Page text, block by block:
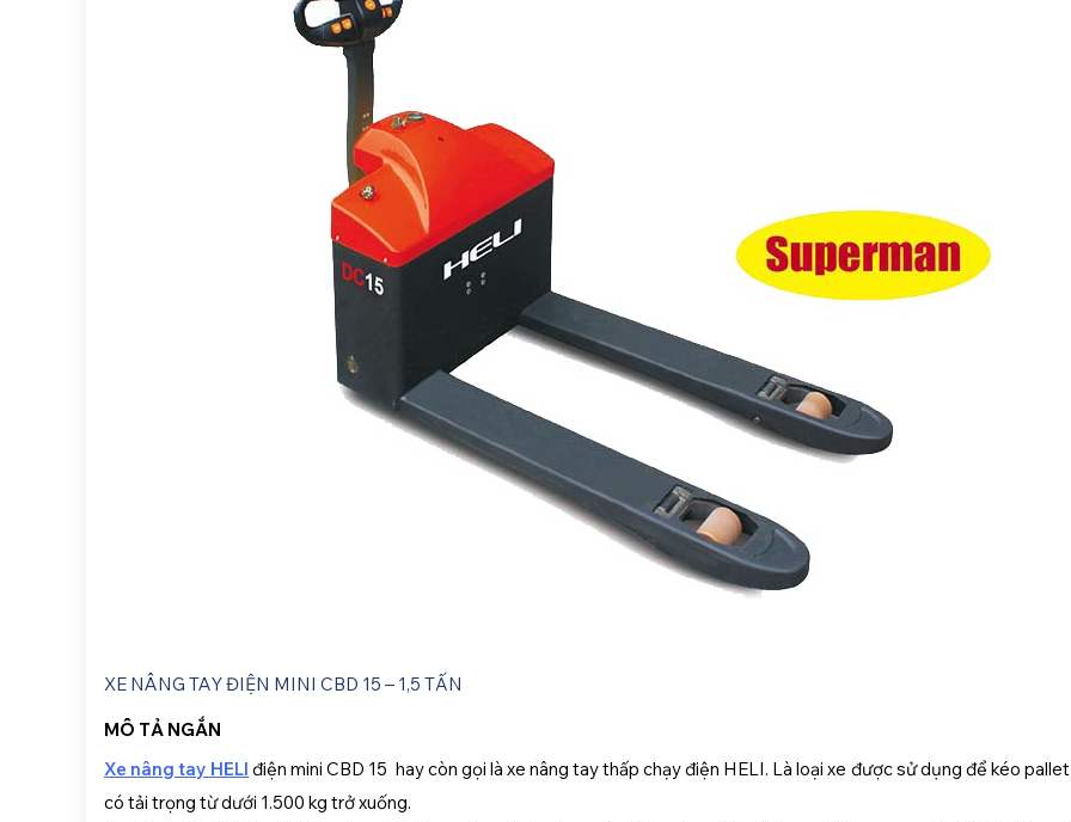
XE NÂNG TAY ĐIỆN MINI CBD 15 – 1,5 TẤN
MÔ TẢ NGẮN
Xe nâng tay HELI điện mini CBD 15 hay còn gọi là xe nâng tay thấp chạy điện HELI. Là loại xe được sử dụng để kéo
có tải trọng từ dưới 1.500 kg trở xuống.